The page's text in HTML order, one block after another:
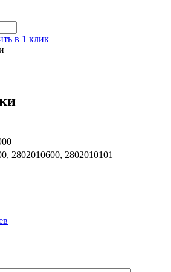
в 1 клик
2802010600, 2802010101